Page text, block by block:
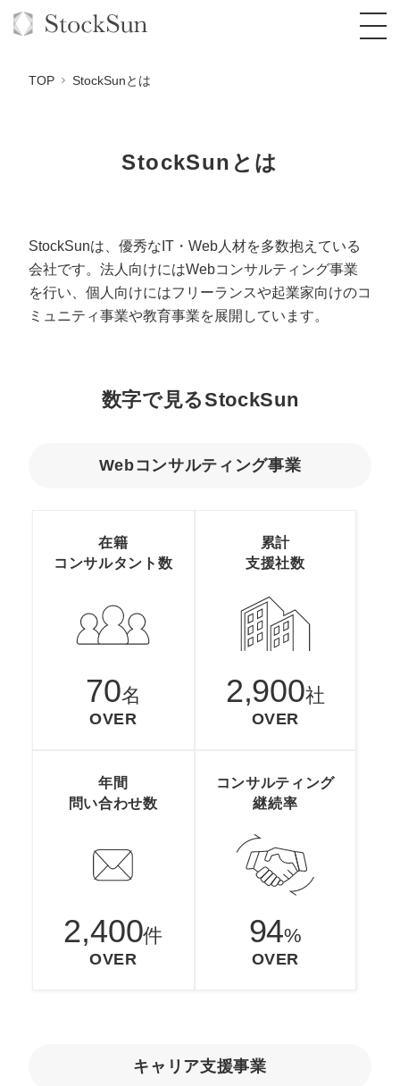
オーダーメイド支援
コンサルタント一覧
品質ガイドライン
社内コンペ
定額制Webマーケティング代行『マキトルく
ん』
定額制営業代行『カリトルくん』
営業改善特化の動画制作『動画でカリトルく
オリジナルサービス
格安でAI導入支援『あいのりAI』
拡散付1日密着動画制作『まるごと社長』
定額制LP制作・改善『最強LP』
お役立ち資料
オンラインサロン
StockSun道場
道場TOP
年収エージェント
取締役メッセージ（株本祐己）
業務委託
認定パートナー
動画ディレクター
マーケマネージャー
内部監査室長
募集要項一覧
TOP StockSunとは
StockSunとは
StockSunは、優秀なIT・Web人材を多数抱えている
会社です。 法人向けにはWebコンサルティング事業
を行い、 個人向けにはフリーランスや起業家向けのコ
ミュニティ事業や教育事業を展開しています。
数字で見るStockSun
Webコンサルティング事業
在籍
コンサルタント数
70名
OVER
累計
支援社数
2,900社
OVER
年間
問い合わせ数
2,400件
OVER
コンサルティング
継続率
94%
OVER
キャリア支援事業